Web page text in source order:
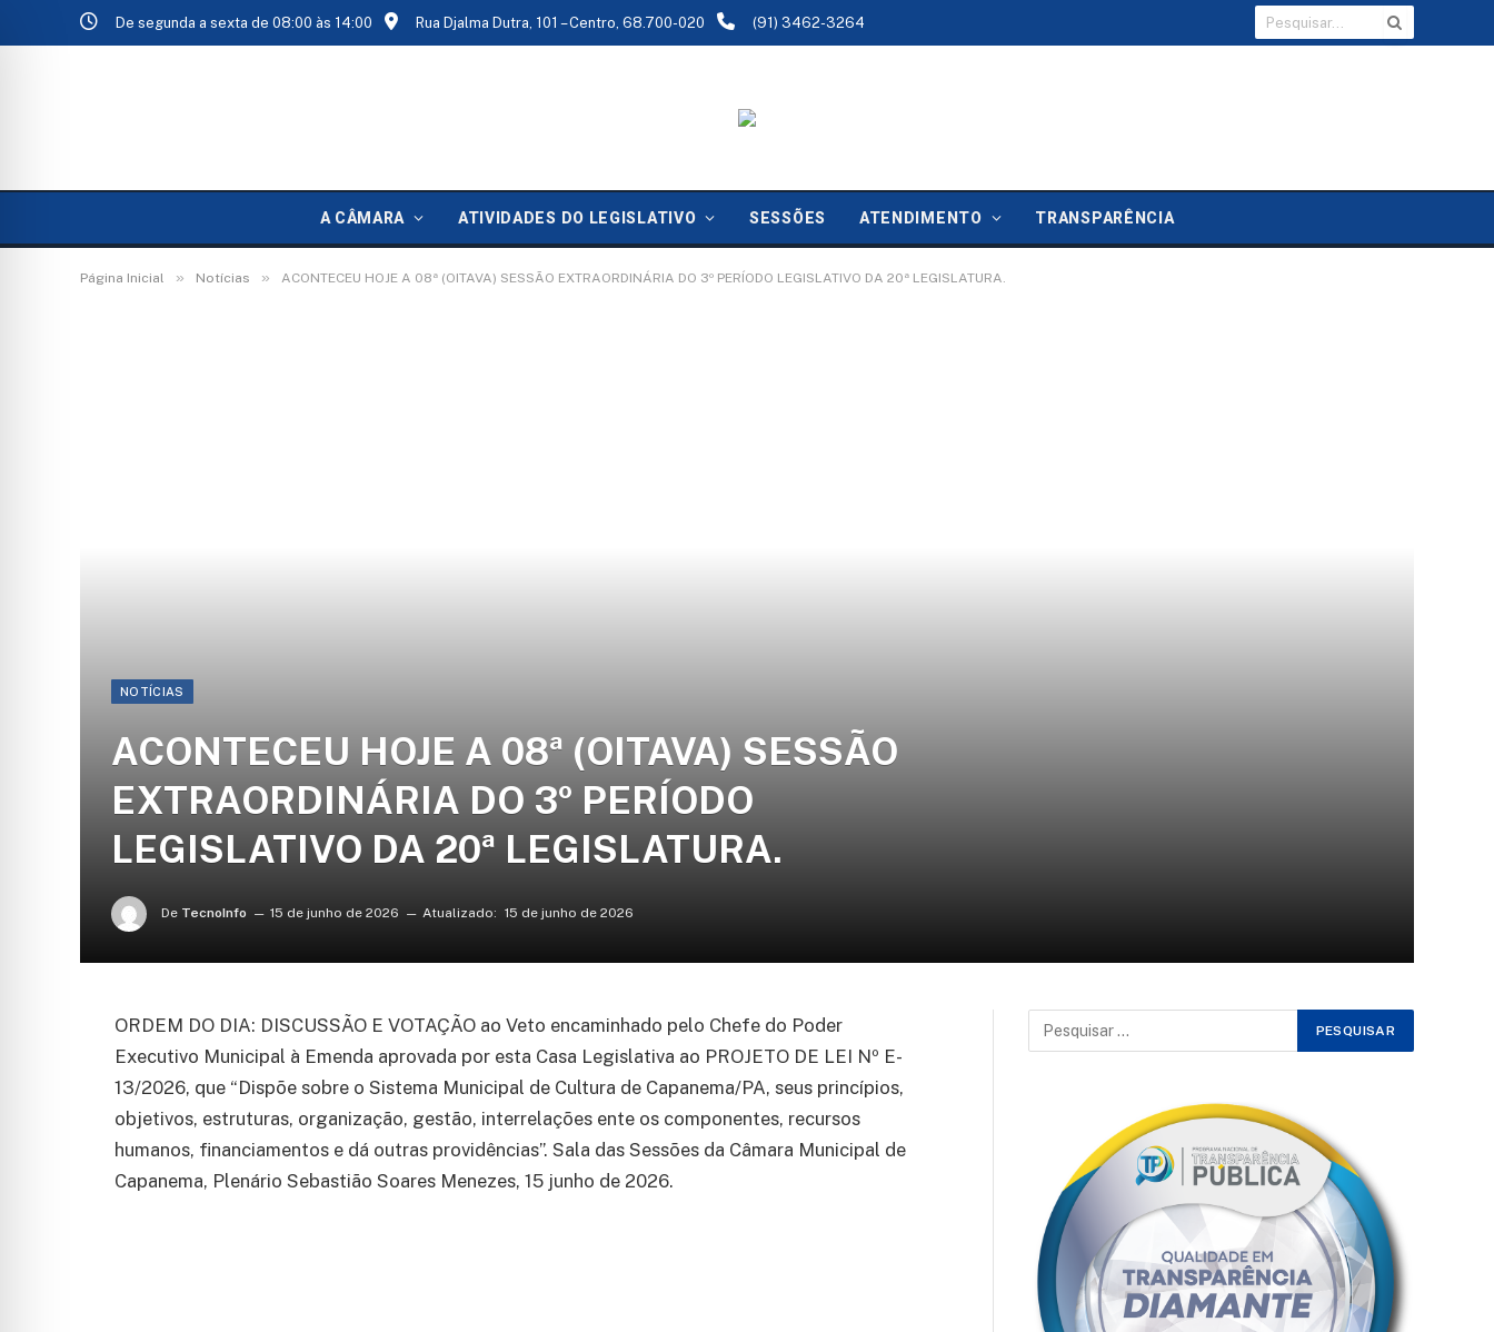
De segunda a sexta de 08:00 às 14:00 Rua Djalma Dutra, 101 – Centro, 68.700-020 (91) 3462-3264
A CÂMARA ATIVIDADES DO LEGISLATIVO SESSÕES ATENDIMENTO TRANSPARÊNCIA
Página Inicial » Notícias » ACONTECEU HOJE A 08ª (OITAVA) SESSÃO EXTRAORDINÁRIA DO 3º PERÍODO LEGISLATIVO DA 20ª LEGISLATURA.
NOTÍCIAS
ACONTECEU HOJE A 08ª (OITAVA) SESSÃO
EXTRAORDINÁRIA DO 3º PERÍODO
LEGISLATIVO DA 20ª LEGISLATURA.
De TecnoInfo 15 de junho de 2026 Atualizado: 15 de junho de 2026
ORDEM DO DIA: DISCUSSÃO E VOTAÇÃO ao Veto encaminhado pelo Chefe do Poder
Executivo Municipal à Emenda aprovada por esta Casa Legislativa ao PROJETO DE LEI Nº E-
13/2026, que “Dispõe sobre o Sistema Municipal de Cultura de Capanema/PA, seus princípios,
objetivos, estruturas, organização, gestão, interrelações ente os componentes, recursos
humanos, financiamentos e dá outras providências”. Sala das Sessões da Câmara Municipal de
Capanema, Plenário Sebastião Soares Menezes, 15 junho de 2026.